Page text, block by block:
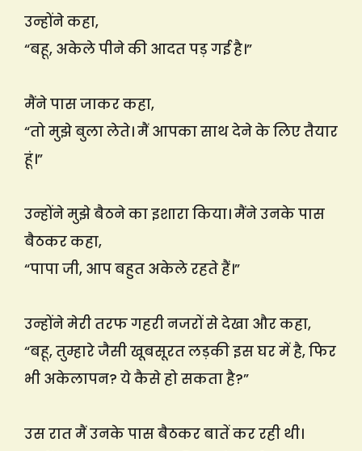
उन्होंने कहा,
“बहू, अकेले पीने की आदत पड़ गई है।”
मैंने पास जाकर कहा,
“तो मुझे बुला लेते। मैं आपका साथ देने के लिए तैयार
हूं।”
उन्होंने मुझे बैठने का इशारा किया। मैंने उनके पास
बैठकर कहा,
“पापा जी, आप बहुत अकेले रहते हैं।”
उन्होंने मेरी तरफ गहरी नजरों से देखा और कहा,
“बहू, तुम्हारे जैसी खूबसूरत लड़की इस घर में है, फिर
भी अकेलापन? ये कैसे हो सकता है?”
उस रात मैं उनके पास बैठकर बातें कर रही थी।